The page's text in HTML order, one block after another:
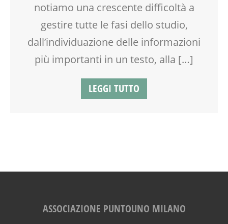
TEMPO LIBERO
VIA FARUFFINI
notiamo una crescente difficoltà a
gestire tutte le fasi dello studio,
dall’individuazione delle informazioni
più importanti in un testo, alla […]
LEGGI TUTTO
ASSOCIAZIONE PUNTOUNO MILANO